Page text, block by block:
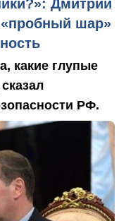
Дмитрий
«пробный шар»
какие глупые
РФ.